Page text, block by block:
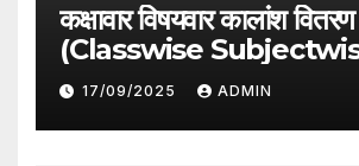
कक्षावार विषयवार कालांश वितरण
(Classwise
period distribution)
17/09/2025 ADMIN